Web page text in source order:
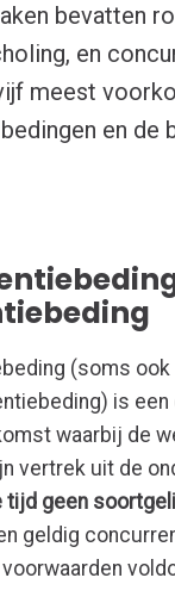
bevatten
en
meest
en de
(soms ook
is een
waarbij de
vertrek uit de
tijd geen
geldig